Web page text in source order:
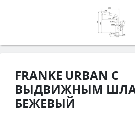
FRANKE URBAN С
ВЫДВИЖНЫМ
БЕЖЕВЫЙ